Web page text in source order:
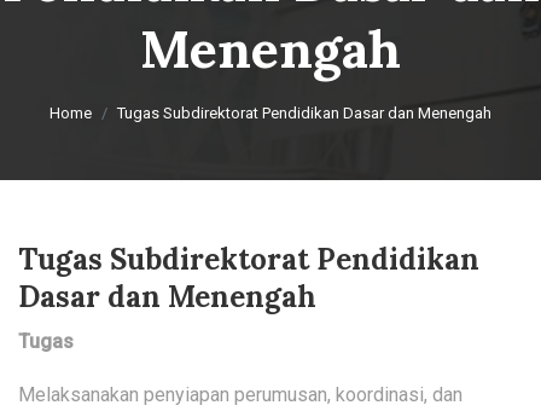
Menengah
Home Tugas Subdirektorat Pendidikan Dasar dan Menengah
Tugas Subdirektorat Pendidikan
Dasar dan Menengah
Tugas
Melaksanakan penyiapan perumusan, koordinasi, dan